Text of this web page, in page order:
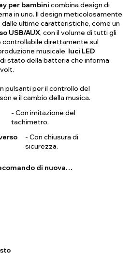
per bambini combina design di
in uno. Il design meticolosamente
ultime caratteristiche, come un
USB/AUX, con il volume di tutti gli
direttamente sul
musicale, luci LED
stato della batteria che informa
pulsanti per il controllo del
e il cambio della musica.
- Con imitazione del
tachimetro.
- Con chiusura di
sicurezza.
di nuova…